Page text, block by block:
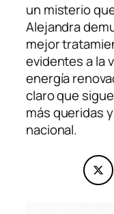
un misterio
Alejandra
mejor
evidentes a la
energía
claro que
más queridas
nacional.